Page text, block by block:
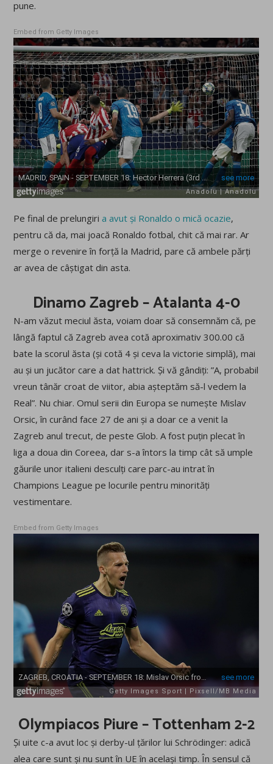
pune.
Embed from Getty Images
Pe final de prelungiria avut și Ronaldo o mică ocazie,
pentru că da, mai joacă Ronaldo fotbal, chit că mai rar. Ar
merge o revenire în forță la Madrid, pare că ambele părți
ar avea de câștigat din asta.
Dinamo Zagreb – Atalanta 4-0
N-am văzut meciul ăsta, voiam doar să consemnăm că, pe
lângă faptul că Zagreb avea cotă aproximativ 300.00 că
bate la scorul ăsta (și cotă 4 și ceva la victorie simplă), mai
au și un jucător care a dat hattrick. Și vă gândiți: ”A, probabil
vreun tânăr croat de viitor, abia așteptăm să-l vedem la
Real”. Nu chiar. Omul serii din Europa se numește Mislav
Orsic, în curând face 27 de ani și a doar ce a venit la
Zagreb anul trecut, de peste Glob. A fost puțin plecat în
liga a doua din Coreea, dar s-a întors la timp cât să umple
găurile unor italieni desculți care parc-au intrat în
Champions League pe locurile pentru minorități
vestimentare.
Embed from Getty Images
Olympiacos Piure – Tottenham 2-2
Și uite c-a avut loc și derby-ul țărilor lui Schrödinger: adică
alea care sunt și nu sunt în UE în același timp. În sensul că